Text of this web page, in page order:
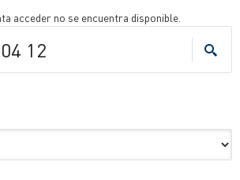
acceder no se encuentra disponible.